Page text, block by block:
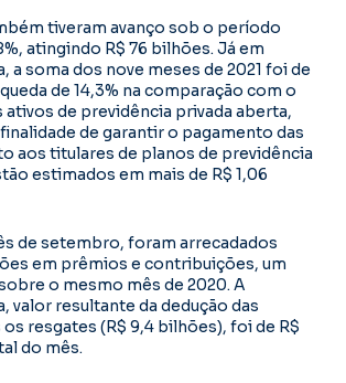
tiveram avanço sob o período
atingindo R$ 76 bilhões. Já em
a soma dos nove meses de 2021 foi de
de 14,3% na comparação com o
ativos de previdência privada aberta,
de garantir o pagamento das
aos titulares de planos de previdência
estimados em mais de R$ 1,06
de setembro, foram arrecadados
em prêmios e contribuições, um
o mesmo mês de 2020. A
valor resultante da dedução das
resgates (R$ 9,4 bilhões), foi de R$
do mês.